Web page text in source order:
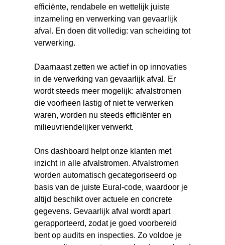
efficiënte, rendabele en wettelijk juiste
inzameling en verwerking van gevaarlijk
afval. En doen dit volledig: van scheiding tot
verwerking.
Daarnaast zetten we actief in op innovaties
in de verwerking van gevaarlijk afval. Er
wordt steeds meer mogelijk: afvalstromen
die voorheen lastig of niet te verwerken
waren, worden nu steeds efficiënter en
milieuvriendelijker verwerkt.
Ons dashboard helpt onze klanten met
inzicht in alle afvalstromen. Afvalstromen
worden automatisch gecategoriseerd op
basis van de juiste Eural-code, waardoor je
altijd beschikt over actuele en concrete
gegevens. Gevaarlijk afval wordt apart
gerapporteerd, zodat je goed voorbereid
bent op audits en inspecties. Zo voldoe je